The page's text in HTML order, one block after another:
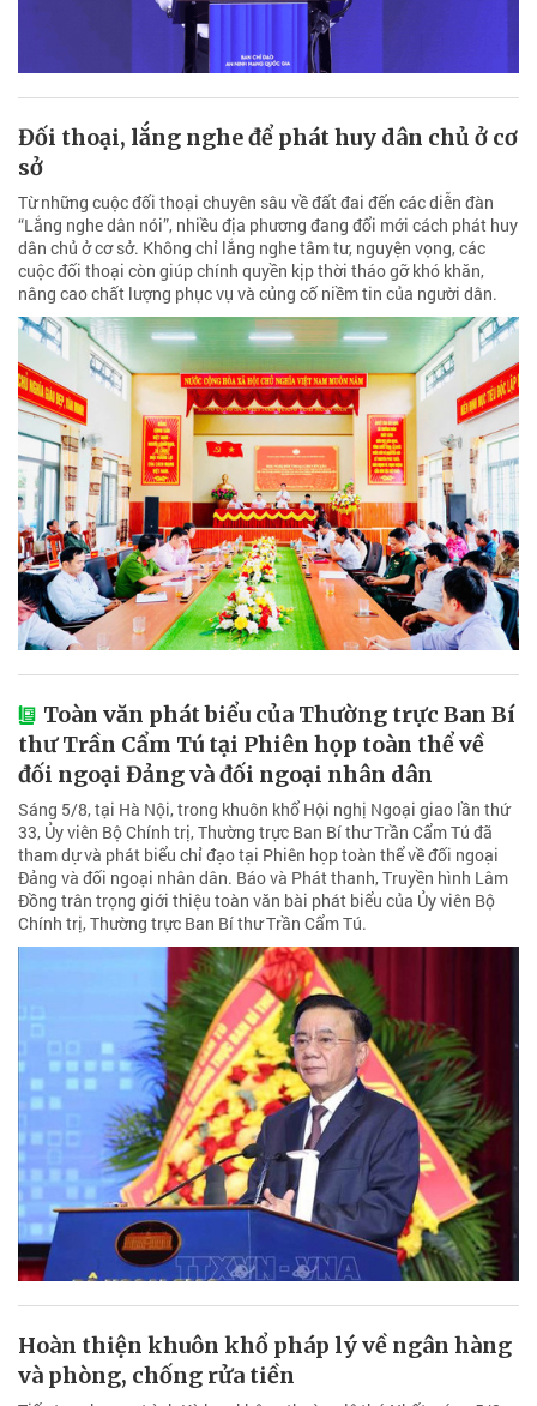
Đối thoại, lắng nghe để phát huy dân chủ ở cơ
sở
Từ những cuộc đối thoại chuyên sâu về đất đai đến các diễn đàn
“Lắng nghe dân nói”, nhiều địa phương đang đổi mới cách phát huy
dân chủ ở cơ sở. Không chỉ lắng nghe tâm tư, nguyện vọng, các
cuộc đối thoại còn giúp chính quyền kịp thời tháo gỡ khó khăn,
nâng cao chất lượng phục vụ và củng cố niềm tin của người dân.
Toàn văn phát biểu của Thường trực Ban Bí
thư Trần Cẩm Tú tại Phiên họp toàn thể về
đối ngoại Đảng và đối ngoại nhân dân
Sáng 5/8, tại Hà Nội, trong khuôn khổ Hội nghị Ngoại giao lần thứ
33, Ủy viên Bộ Chính trị, Thường trực Ban Bí thư Trần Cẩm Tú đã
tham dự và phát biểu chỉ đạo tại Phiên họp toàn thể về đối ngoại
Đảng và đối ngoại nhân dân. Báo và Phát thanh, Truyền hình Lâm
Đồng trân trọng giới thiệu toàn văn bài phát biểu của Ủy viên Bộ
Chính trị, Thường trực Ban Bí thư Trần Cẩm Tú.
Hoàn thiện khuôn khổ pháp lý về ngân hàng
và phòng, chống rửa tiền